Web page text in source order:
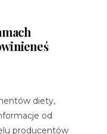
diety,
od
producentów